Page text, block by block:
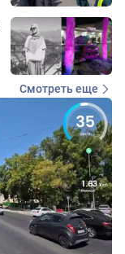
Смотреть еще